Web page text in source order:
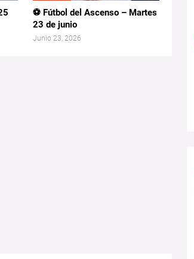
⚽ Fútbol del Ascenso – Martes
23 de junio
Junio 23, 2026